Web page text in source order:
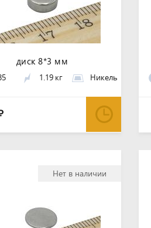
диск 8*3 мм
1.19 кг Никель
Нет в наличии